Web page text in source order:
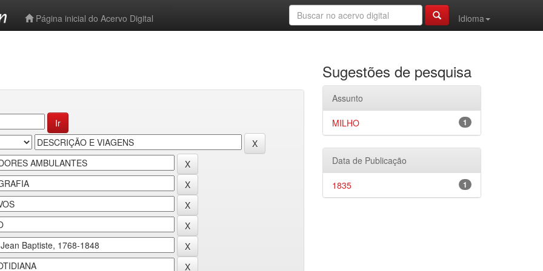
Página inicial do Acervo Digital
Idioma
Sugestões de pesquisa
Assunto
1
MILHO
Data de Publicação
1
1835